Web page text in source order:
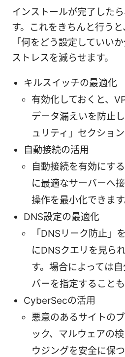
インストールが完了した
す。これをきちんと行う
「何をどう設定していい
ストレスを減らせます。
キルスイッチの最適化
有効化しておくと、
データ漏えいを防止
ュリティ」セクション
自動接続の活用
自動接続を有効にす
に最適なサーバーへ
操作を最小化できます
DNS設定の最適化
「DNSリーク防止」
にDNSクエリを見ら
す。場合によっては
バーを指定することも
CyberSecの活用
悪意のあるサイトの
ック、マルウェアの
ウジングを安全に保